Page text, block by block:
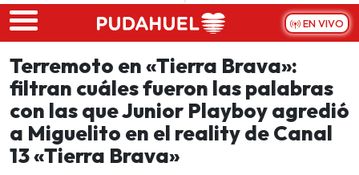
Skip to main content
EN VIVO
Terremoto en «Tierra Brava»:
filtran cuáles fueron las palabras
con las que Junior Playboy agredió
a Miguelito en el reality de Canal
13 «Tierra Brava»